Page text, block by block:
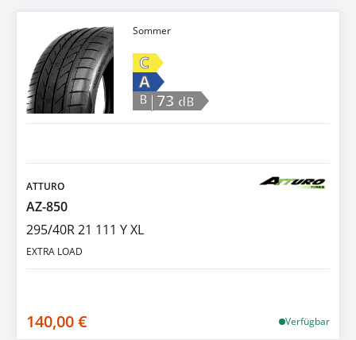
Sommer
C
A
B |73 dB
ATTURO
AZ-850
295/40R 21 111 Y XL
EXTRA LOAD
140,00 € Verfügbar